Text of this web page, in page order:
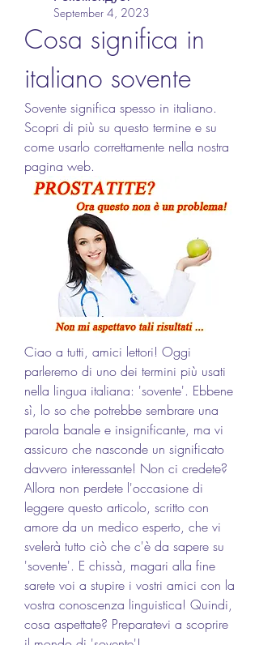
September 4, 2023
Cosa significa in
italiano sovente
Sovente significa spesso in italiano.
Scopri di più su questo termine e su
come usarlo correttamente nella nostra
pagina web.
Ciao a tutti, amici lettori! Oggi
parleremo di uno dei termini più usati
nella lingua italiana: 'sovente'. Ebbene
sì, lo so che potrebbe sembrare una
parola banale e insignificante, ma vi
assicuro che nasconde un significato
davvero interessante! Non ci credete?
Allora non perdete l'occasione di
leggere questo articolo, scritto con
amore da un medico esperto, che vi
svelerà tutto ciò che c'è da sapere su
'sovente'. E chissà, magari alla fine
sarete voi a stupire i vostri amici con la
vostra conoscenza linguistica! Quindi,
cosa aspettate? Preparatevi a scoprire